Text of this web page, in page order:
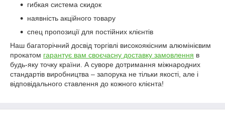
гибкая система скидок
наявність акційного товару
спец пропозиції для постійних клієнтів
Наш багаторічний досвід торгівлі високоякісним алюмінієвим
прокатом гарантує вам своєчасну доставку замовлення в
будь-яку точку країни. А суворе дотримання міжнародних
стандартів виробництва – запорука не тільки якості, але і
відповідального ставлення до кожного клієнта!